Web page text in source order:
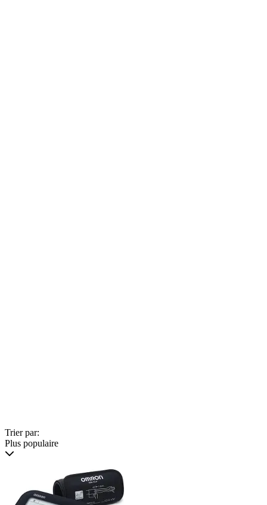
Trier par:
Plus populaire